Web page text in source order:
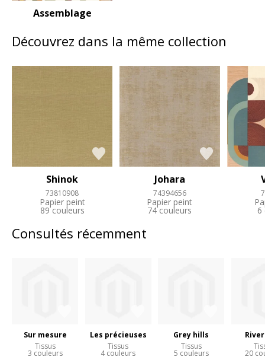
Assemblage
Découvrez dans la même collection
Shinok
73810908
Papier peint
89 couleurs
Johara
74394656
Papier peint
74 couleurs 6
Consultés récemment
Sur mesure
Tissus
3 couleurs
Les précieuses
Tissus
4 couleurs
Grey hills
Tissus
5 couleurs 20